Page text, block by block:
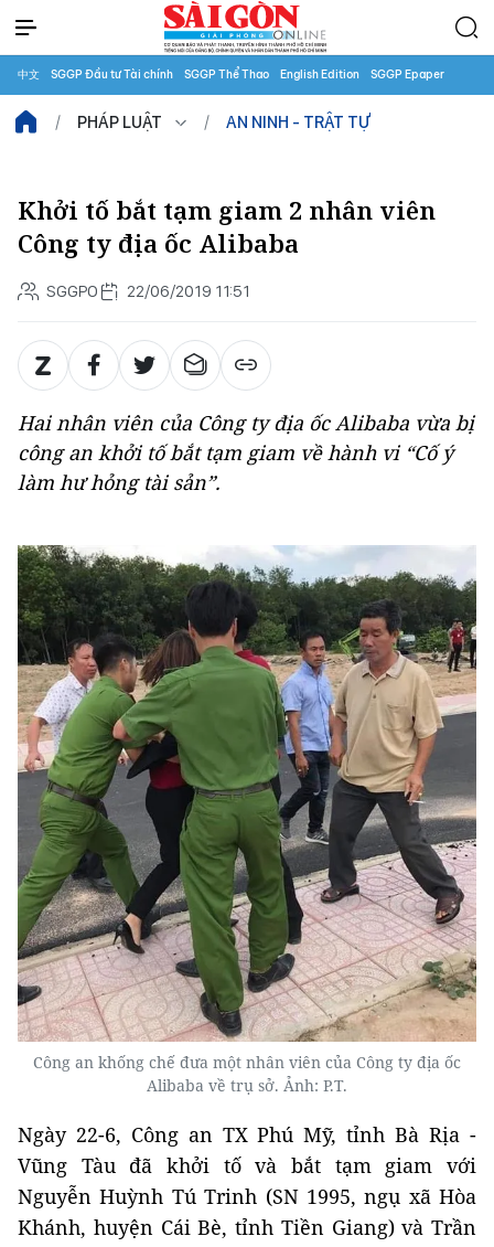
中文 SGGP Đầu tư Tài chính SGGP Thể Thao English Edition SGGP Epaper
PHÁP LUẬT AN NINH - TRẬT TỰ
Khởi tố bắt tạm giam 2 nhân viên
Công ty địa ốc Alibaba
SGGPO 22/06/2019 11:51
Hai nhân viên của Công ty địa ốc Alibaba vừa bị
công an khởi tố bắt tạm giam về hành vi “Cố ý
làm hư hỏng tài sản”.
Công an khống chế đưa một nhân viên của Công ty địa ốc
Alibaba về trụ sở. Ảnh: P.T.
Ngày 22-6, Công an TX Phú Mỹ, tỉnh Bà Rịa -
Vũng Tàu đã khởi tố và bắt tạm giam với
Nguyễn Huỳnh Tú Trinh (SN 1995, ngụ xã Hòa
Khánh, huyện Cái Bè, tỉnh Tiền Giang) và Trần